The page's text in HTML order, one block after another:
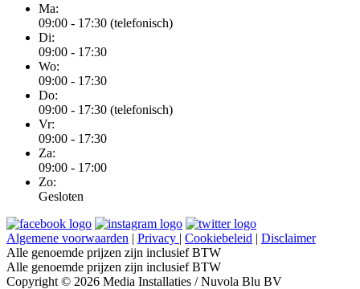
Ma:
09:00 - 17:30 (telefonisch)
Di:
09:00 - 17:30
Wo:
09:00 - 17:30
Do:
09:00 - 17:30 (telefonisch)
Vr:
09:00 - 17:30
Za:
09:00 - 17:00
Zo:
Gesloten
Algemene voorwaarden | Privacy | Cookiebeleid | Disclaimer
Alle genoemde prijzen zijn inclusief BTW
Alle genoemde prijzen zijn inclusief BTW
Copyright © 2026 Media Installaties / Nuvola Blu BV